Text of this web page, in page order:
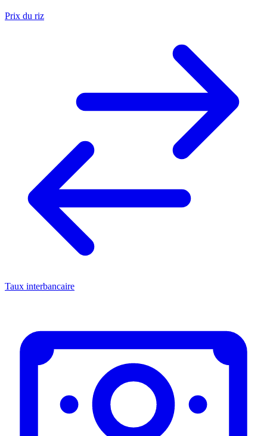
Prix du riz
Taux interbancaire